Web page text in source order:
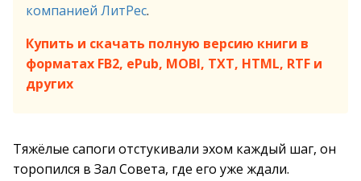
компанией ЛитРес.
Купить и скачать полную версию книги в
форматах FB2, ePub, MOBI, TXT, HTML, RTF и
других
Тяжёлые сапоги отстукивали эхом каждый шаг, он
торопился в Зал Совета, где его уже ждали.